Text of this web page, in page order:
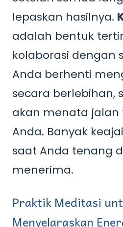
lepaskan hasilnya.
adalah bentuk
kolaborasi dengan
Anda berhenti
secara berlebihan,
akan menata jalan
Anda. Banyak
saat Anda tenang
menerima.
Praktik Meditasi
Menyelaraskan